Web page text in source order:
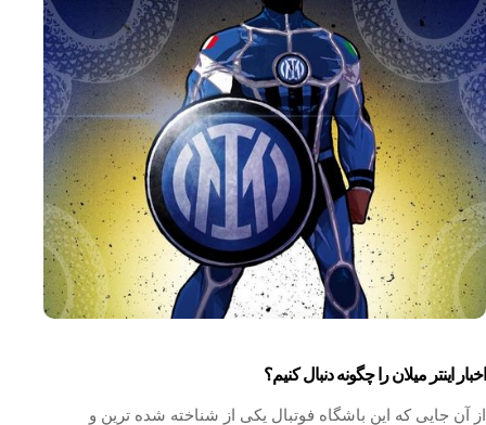
اخبار اینتر میلان را چگونه دنبال کنیم؟
از آن جایی که این باشگاه فوتبال یکی از شناخته شده ترین و